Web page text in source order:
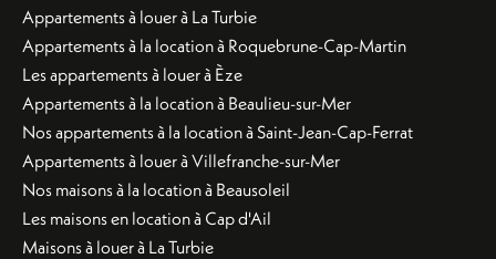
Appartements à louer à La Turbie
Appartements à la location à Roquebrune-Cap-Martin
Les appartements à louer à Èze
Appartements à la location à Beaulieu-sur-Mer
Nos appartements à la location à Saint-Jean-Cap-Ferrat
Appartements à louer à Villefranche-sur-Mer
Nos maisons à la location à Beausoleil
Les maisons en location à Cap d'Ail
Maisons à louer à La Turbie